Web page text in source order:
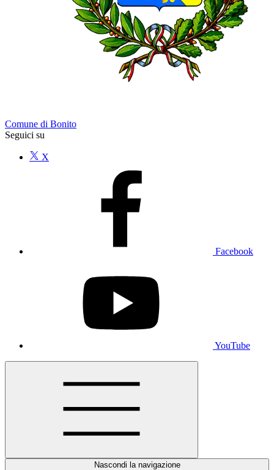
Comune di Bonito
Seguici su
X
Facebook
YouTube
Nascondi la navigazione